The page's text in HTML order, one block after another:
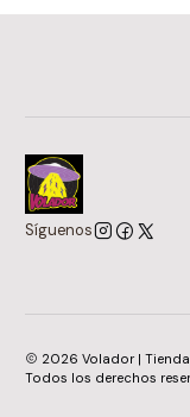
Síguenos
2026 Volador | Tienda
Todos los derechos